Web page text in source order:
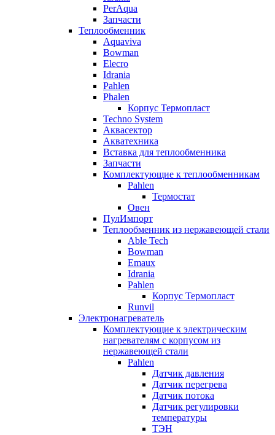
PerAqua
Запчасти
Теплообменник
Aquaviva
Bowman
Elecro
Idrania
Pahlen
Phalen
Корпус Термопласт
Techno System
Аквасектор
Акватехника
Вставка для теплообменника
Запчасти
Комплектующие к теплообменникам
Pahlen
Термостат
Овен
ПулИмпорт
Теплообменник из нержавеющей стали
Able Tech
Bowman
Emaux
Idrania
Pahlen
Корпус Термопласт
Runvil
Электронагреватель
Комплектующие к электрическим
нагревателям с корпусом из
нержавеющей стали
Pahlen
Датчик давления
Датчик перегрева
Датчик потока
Датчик регулировки
температуры
ТЭН